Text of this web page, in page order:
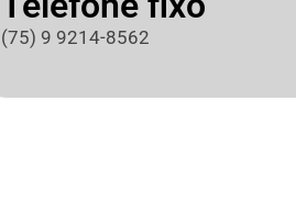
(75) 9 9214-8562